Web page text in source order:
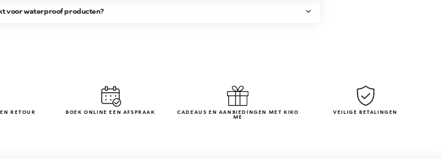
voor waterproof producten?
RETOUR BOEK ONLINE EEN AFSPRAAK
CADEAUS EN AANBIEDINGEN MET KIKO
ME
VEILIGE BETALINGEN